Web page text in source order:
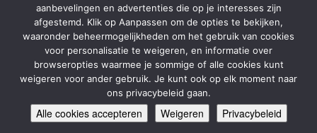
Brochures
Contact
Adverteren
Cookies
Sunweb
aanbevelingen en advertenties die op je interesses zijn
afgestemd. Klik op Aanpassen om de opties te bekijken,
waaronder beheermogelijkheden om het gebruik van cookies
voor personalisatie te weigeren, en informatie over
browseropties waarmee je sommige of alle cookies kunt
weigeren voor ander gebruik. Je kunt ook op elk moment naar
ons privacybeleid gaan.
Alle cookies accepteren Weigeren Privacybeleid